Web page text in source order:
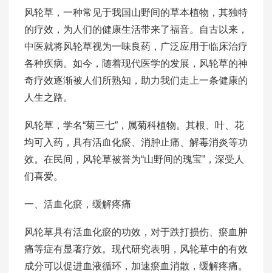
风轮草，一种常见于我国山野间的草本植物，其独特
的疗效，为人们的健康生活带来了福音。自古以来，
中医就将风轮草视为一味良药，广泛应用于临床治疗
各种疾病。如今，随着现代医学的发展，风轮草的神
奇疗效逐渐被人们所熟知，助力我们走上一条健康的
人生之路。
风轮草，学名“菊三七”，属菊科植物。其根、叶、花
均可入药，具有活血化瘀、消肿止痛、解毒消炎等功
效。在民间，风轮草被誉为“山野间的瑰宝”，深受人
们喜爱。
一、活血化瘀，缓解疼痛
风轮草具有活血化瘀的功效，对于跌打损伤、瘀血肿
痛等症有显著疗效。现代研究表明，风轮草中的有效
成分可以促进血液循环，加速瘀血消散，缓解疼痛。